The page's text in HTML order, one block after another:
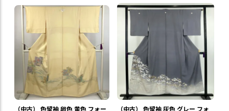
（中古） 色留袖 卵色 黄色 フォー
（中古） 色留袖 灰色 グレー フォ